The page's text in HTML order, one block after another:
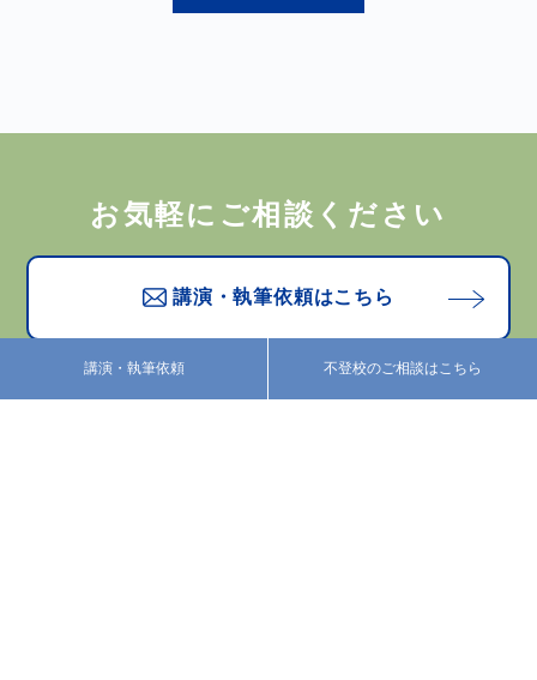
講演・執筆依頼 不登校のご相談はこちら
お気軽にご相談ください
講演・執筆依頼はこちら
お問い合わせはこちら